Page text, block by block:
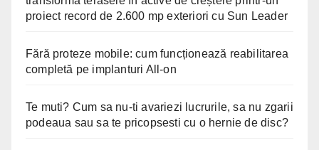
proiect record de 2.600 mp exteriori cu Sun Leader
Fără proteze mobile: cum funcționează reabilitarea
completă pe implanturi All-on
Te muti? Cum sa nu-ti avariezi lucrurile, sa nu zgarii
podeaua sau sa te pricopsesti cu o hernie de disc?